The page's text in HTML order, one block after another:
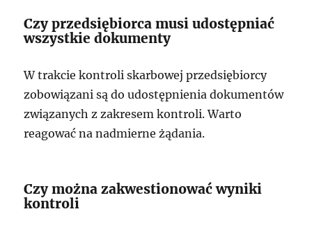
Czy przedsiębiorca musi udostępniać
wszystkie dokumenty
W trakcie kontroli skarbowej przedsiębiorcy
zobowiązani są do udostępnienia dokumentów
związanych z zakresem kontroli. Warto
reagować na nadmierne żądania.
Czy można zakwestionować wyniki
kontroli